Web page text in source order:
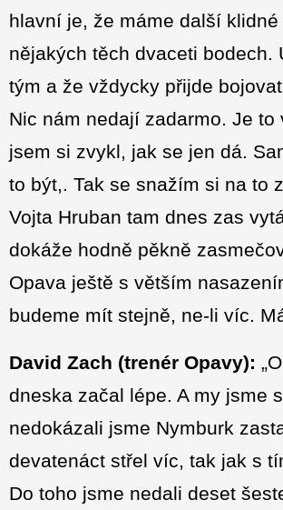
hlavní je, že máme další
nějakých těch dvaceti
tým a že vždycky přijde
Nic nám nedají zadarmo. Je
jsem si zvykl, jak se jen dá.
to být,. Tak se snažím si na to
Vojta Hruban tam dnes zas
dokáže hodně pěkně
Opava ještě s větším
budeme mít stejně, ne-li víc.
David Zach (trenér Opavy):
dneska začal lépe. A my jsme
nedokázali jsme Nymburk
devatenáct střel víc, tak jak s
Do toho jsme nedali deset